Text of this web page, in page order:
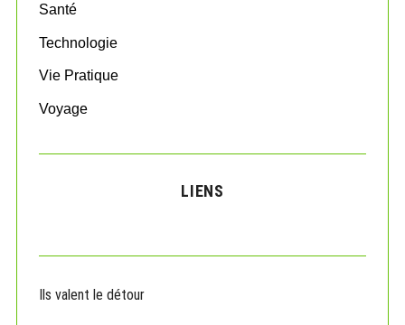
Santé
Technologie
Vie Pratique
Voyage
LIENS
Ils valent le détour